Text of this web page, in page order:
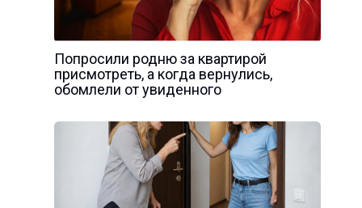
Попросили родню за квартирой
присмотреть, а когда вернулись,
обомлели от увиденного